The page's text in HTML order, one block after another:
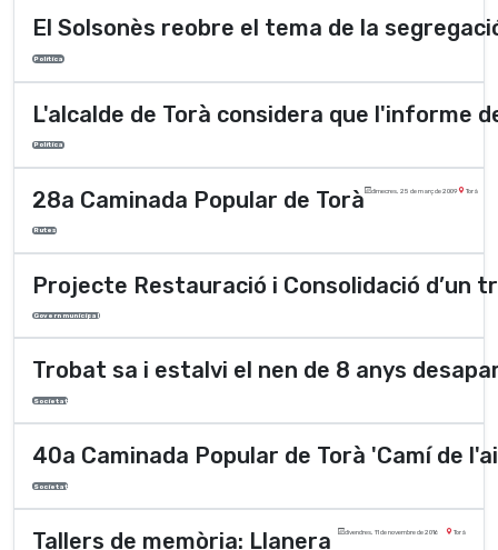
El Solsonès reobre el tema de la
Polí­tica
L'alcalde de Torà considera que l'informe
Polí­tica
28a Caminada Popular de Torà dimecres, 25 de març de 2009 Torà
Rutes
Projecte Restauració i Consolidació d’un
Govern municipal
Trobat sa i estalvi el nen de 8 anys
Societat
40a Caminada Popular de Torà 'Camí de
Societat
Tallers de memòria: Llanera divendres, 11 de novembre de 2016 Torà